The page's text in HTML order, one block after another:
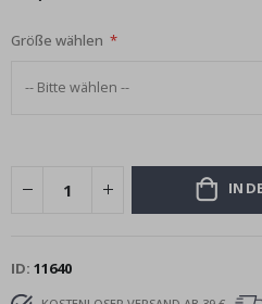
Größe wählen
IN
ID 11640